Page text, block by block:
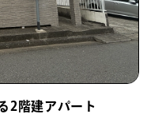
2階建アパート